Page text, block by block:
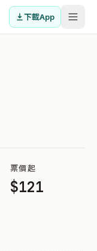
下載App
票價起
$121